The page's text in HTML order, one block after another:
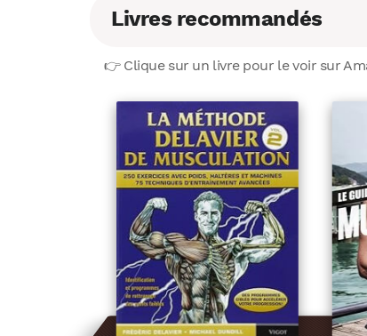
Livres recommandés
👉 Clique sur un livre pour le voir sur